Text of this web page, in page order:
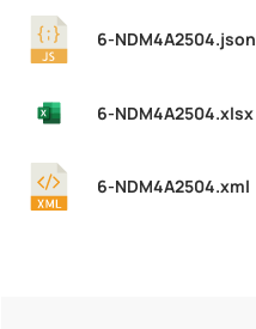
6-NDM4A2504.json
6-NDM4A2504.xlsx
6-NDM4A2504.xml